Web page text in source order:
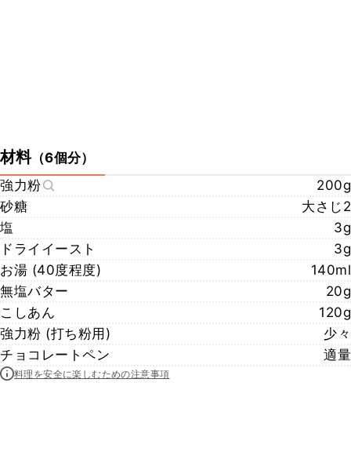
材料（6個分）
強力粉
200g
砂糖
大さじ2
塩
3g
ドライイースト
3g
お湯 (40度程度)
140ml
無塩バター
20g
こしあん
120g
強力粉 (打ち粉用)
少々
チョコレートペン
適量
料理を安全に楽しむための注意事項